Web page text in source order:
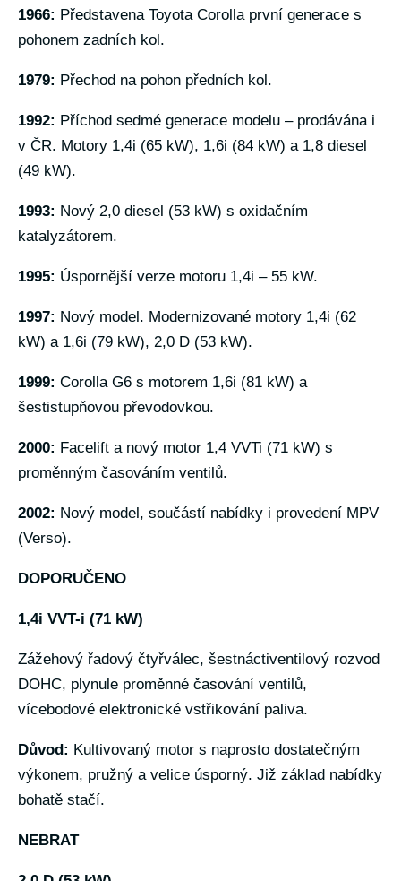
1966: Představena Toyota Corolla první generace s
pohonem zadních kol.
1979: Přechod na pohon předních kol.
1992: Příchod sedmé generace modelu – prodávána i
v ČR. Motory 1,4i (65 kW), 1,6i (84 kW) a 1,8 diesel
(49 kW).
1993: Nový 2,0 diesel (53 kW) s oxidačním
katalyzátorem.
1995: Úspornější verze motoru 1,4i – 55 kW.
1997: Nový model. Modernizované motory 1,4i (62
kW) a 1,6i (79 kW), 2,0 D (53 kW).
1999: Corolla G6 s motorem 1,6i (81 kW) a
šestistupňovou převodovkou.
2000: Facelift a nový motor 1,4 VVTi (71 kW) s
proměnným časováním ventilů.
2002: Nový model, součástí nabídky i provedení MPV
(Verso).
DOPORUČENO
1,4i VVT-i (71 kW)
Zážehový řadový čtyřválec, šestnáctiventilový rozvod
DOHC, plynule proměnné časování ventilů,
vícebodové elektronické vstřikování paliva.
Důvod: Kultivovaný motor s naprosto dostatečným
výkonem, pružný a velice úsporný. Již základ nabídky
bohatě stačí.
NEBRAT